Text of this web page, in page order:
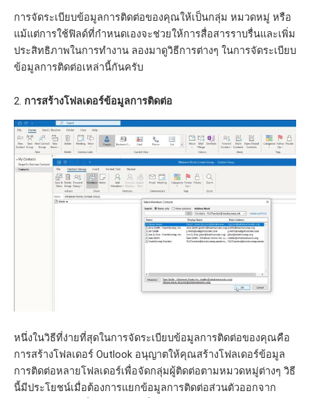
การจัดระเบียบข้อมูลการติดต่อของคุณให้เป็นกลุ่ม หมวดหมู่ หรือ
แม้แต่การใช้ฟิลด์ที่กำหนดเองจะช่วยให้การสื่อสารราบรื่นและเพิ่ม
ประสิทธิภาพในการทำงาน ลองมาดูวิธีการต่างๆ ในการจัดระเบียบ
ข้อมูลการติดต่อเหล่านี้กันครับ
2. การสร้างโฟลเดอร์ข้อมูลการติดต่อ
หนึ่งในวิธีที่ง่ายที่สุดในการจัดระเบียบข้อมูลการติดต่อของคุณคือ
การสร้างโฟลเดอร์ Outlook อนุญาตให้คุณสร้างโฟลเดอร์ข้อมูล
การติดต่อหลายโฟลเดอร์เพื่อจัดกลุ่มผู้ติดต่อตามหมวดหมู่ต่างๆ วิธี
นี้มีประโยชน์เมื่อต้องการแยกข้อมูลการติดต่อส่วนตัวออกจาก